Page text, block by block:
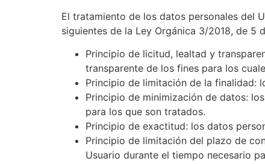
El tratamiento de los datos personales del
siguientes de la Ley Orgánica 3/2018, de 5
Principio de licitud, lealtad y
transparente de los fines para los
Principio de limitación de la finalidad:
Principio de minimización de datos:
para los que son tratados.
Principio de exactitud: los datos
Principio de limitación del plazo de
Usuario durante el tiempo necesario